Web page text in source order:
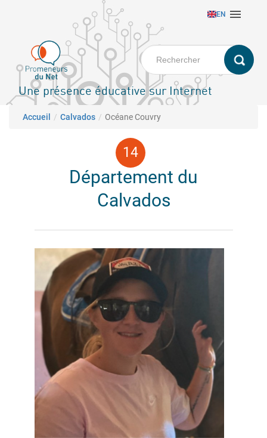
principal
EN 
Une présence éducative sur Internet
Fil d'Ariane
Accueil Calvados Océane Couvry
Département du
Calvados